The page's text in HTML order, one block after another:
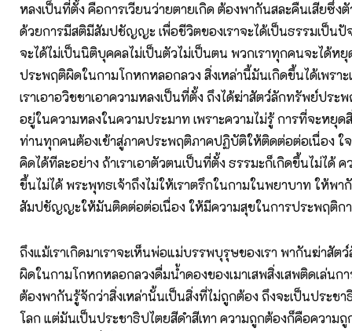
หลงเป็นที่ตั้ง คือการเวียนว่ายตายเกิด ต้องพากันสละคืนเสียซึ่
ด้วยการมีสติมีสัมปชัญญะ เพื่อชีวิตของเราจะได้เป็นธรรมเป็น
จะได้ไม่เป็นนิติบุคคลไม่เป็นตัวไม่เป็นตน พวกเราทุกคนจะได้ห
ประพฤติผิดในกามโกหกหลอกลวง สิ่งเหล่านี้มันเกิดขึ้นได้เพราะ
เราเอาอวิชชาเอาความหลงเป็นที่ตั้ง ถึงได้ฆ่าสัตว์ลักทรัพย์ประ
อยู่ในความหลงในความประมาท เพราะความไม่รู้ การที่จะหยุด
ท่านทุกคนต้องเข้าสู่ภาคประพฤติภาคปฏิบัติให้ติดต่อต่อเนื่อง ใ
คิดได้ทีละอย่าง ถ้าเราเอาตัวตนเป็นที่ตั้ง ธรรมะก็เกิดขึ้นไม่ได้
ขึ้นไม่ได้ พระพุทธเจ้าถึงไม่ให้เราตรึกในกามในพยาบาท ให้พา
สัมปชัญญะให้มันติดต่อต่อเนื่อง ให้มีความสุขในการประพฤติก
ถึงแม้เราเกิดมาเราจะเห็นพ่อแม่บรรพบุรุษของเรา พากันฆ่าสั
ผิดในกามโกหกหลอกลวงดื่มน้ำดองของเมาเสพสิ่งเสพติดเล่นก
ต้องพากันรู้จักว่าสิ่งเหล่านั้นเป็นสิ่งที่ไม่ถูกต้อง ถึงจะเป็นประช
โลก แต่มันเป็นประชาธิปไตยสีดำสีเทา ความถูกต้องก็คือความถู